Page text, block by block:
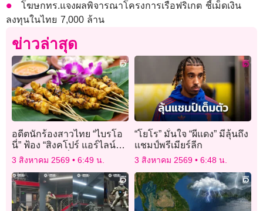
โฆษกทร.แจงผลพิจารณาโครงการเรือฟริเกต ชี้เม็ดเงิน
ลงทุนในไทย 7,000 ล้าน
ข่าวล่าสุด
อดีตนักร้องสาวไทย “ไบรโอ
นี่” ฟ้อง “สิงคโปร์ แอร์ไลน์ส”
เศษไม้สะเต๊ะทิ่มคอ เส้นเสียง
3 สิงหาคม 2569 6:49 น.
“โยโร” มั่นใจ “ผีแดง” มีลุ้นถึง
แชมป์พรีเมียร์ลีก
3 สิงหาคม 2569 6:48 น.